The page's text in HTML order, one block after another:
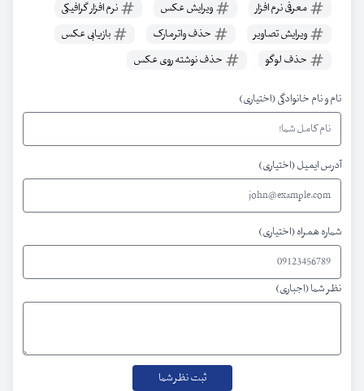
معرفی نرم افزار ویرایش عکس
نرم افزار گرافیکی
ویرایش تصاویر
حذف واترمارک
بازیابی عکس
حذف لوگو
حذف نوشته روی عکس
نام و نام خانوادگی (اختیاری)
آدرس ایمیل (اختیاری)
شماره همراه (اختیاری)
نظر شما (اجباری)